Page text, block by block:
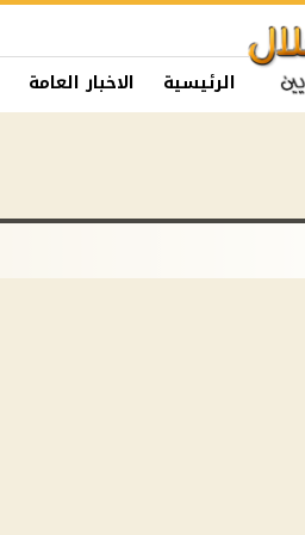
الرئيسية الاخبار العامة